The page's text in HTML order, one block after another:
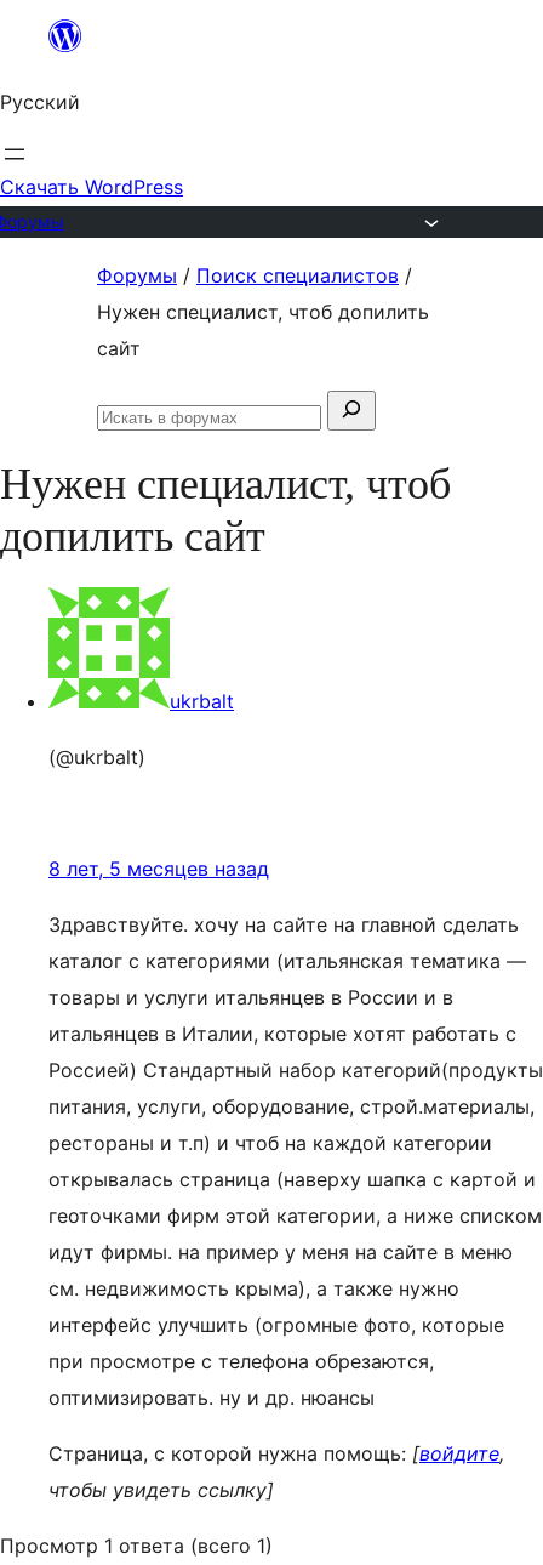
Перейти
содержимому
Русский
Скачать WordPress
содержимому
Форумы / Поиск специалистов /
Нужен специалист, чтоб допилить
сайт
Поиск:
Искать
Нужен специалист, чтоб
допилить сайт
ukrbalt
(@ukrbalt)
8 лет, 5 месяцев назад
Здравствуйте. хочу на сайте на главной сделать
каталог с категориями (итальянская тематика —
товары и услуги итальянцев в России и в
итальянцев в Италии, которые хотят работать с
Россией) Стандартный набор категорий(продукты
питания, услуги, оборудование, строй.материалы,
рестораны и т.п) и чтоб на каждой категории
открывалась страница (наверху шапка с картой и
геоточками фирм этой категории, а ниже списком
идут фирмы. на пример у меня на сайте в меню
см. недвижимость крыма), а также нужно
интерфейс улучшить (огромные фото, которые
при просмотре с телефона обрезаются,
оптимизировать. ну и др. нюансы
Страница, с которой нужна помощь: [войдите,
чтобы увидеть ссылку]
Просмотр 1 ответа (всего 1)